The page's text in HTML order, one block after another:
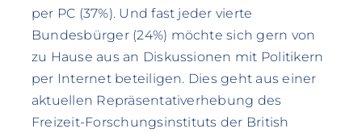
per PC (37%). Und fast jeder vierte
Bundesbürger (24%) möchte sich gern von
zu Hause aus an Diskussionen mit Politikern
per Internet beteiligen. Dies geht aus einer
aktuellen Repräsentativerhebung des
Freizeit-Forschungsinstituts der British